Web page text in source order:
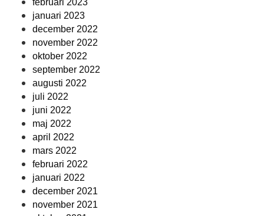
februari 2023
januari 2023
december 2022
november 2022
oktober 2022
september 2022
augusti 2022
juli 2022
juni 2022
maj 2022
april 2022
mars 2022
februari 2022
januari 2022
december 2021
november 2021